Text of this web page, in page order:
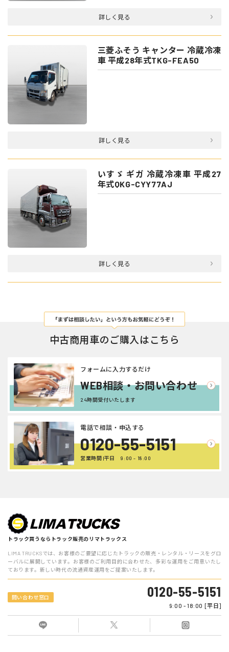
詳しく見る
三菱ふそう キャンター 冷蔵冷凍
車 平成28年式TKG-FEA50
詳しく見る
いすゞ ギガ 冷蔵冷凍車 平成27
年式QKG-CYY77AJ
詳しく見る
中古商用車のご購入はこちら
WEB相談・お問い合わせ
フォームに入力するだけ
24時間受付いたします
0120-55-5151
電話で相談・申込する
営業時間 |平日 9:00 - 18:00
トラック買うならトラック販売のリマトラックス
LIMA TRUCKSでは、お客様のご要望に応じたトラックの販売・レンタル・リースをグロ
ーバルに展開しています。お客様のご利用目的に合わせた、多彩な運用をご用意いたし
ております。新しい時代の流通資産運用をご提案いたします。
問い合わせ窓口 0120-55-5151
9:00 - 18:00 [平日]